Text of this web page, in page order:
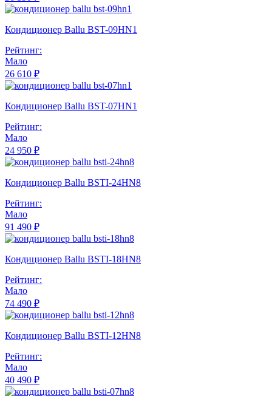
Кондиционер Ballu BST-09HN1
Рейтинг:
Мало
26 610 ₽
Кондиционер Ballu BST-07HN1
Рейтинг:
Мало
24 950 ₽
Кондиционер Ballu BSTI-24HN8
Рейтинг:
Мало
91 490 ₽
Кондиционер Ballu BSTI-18HN8
Рейтинг:
Мало
74 490 ₽
Кондиционер Ballu BSTI-12HN8
Рейтинг:
Мало
40 490 ₽